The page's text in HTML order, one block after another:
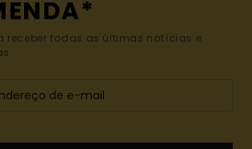
receber todas as últimas notícias e